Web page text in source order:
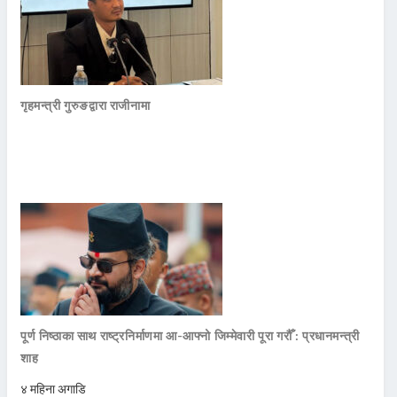
गृहमन्त्री गुरुङद्वारा राजीनामा
पूर्ण निष्ठाका साथ राष्ट्रनिर्माणमा आ-आफ्नो जिम्मेवारी पूरा गरौँ : प्रधानमन्त्री
शाह
४ महिना अगाडि